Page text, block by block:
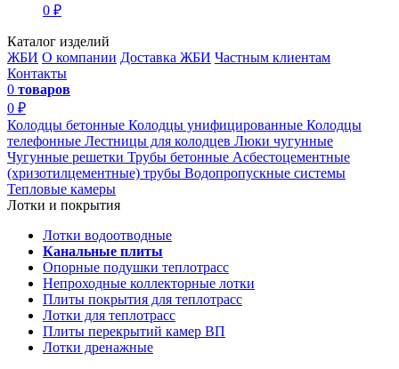
0 ₽
Каталог изделий
ЖБИ О компании Доставка ЖБИ Частным клиентам
Контакты
0 товаров
0 ₽
Колодцы бетонные Колодцы унифицированные Колодцы
телефонные Лестницы для колодцев Люки чугунные
Чугунные решетки Трубы бетонные Асбестоцементные
(хризотилцементные) трубы Водопропускные системы
Тепловые камеры
Лотки и покрытия
Лотки водоотводные
Канальные плиты
Опорные подушки теплотрасс
Непроходные коллекторные лотки
Плиты покрытия для теплотрасс
Лотки для теплотрасс
Плиты перекрытий камер ВП
Лотки дренажные